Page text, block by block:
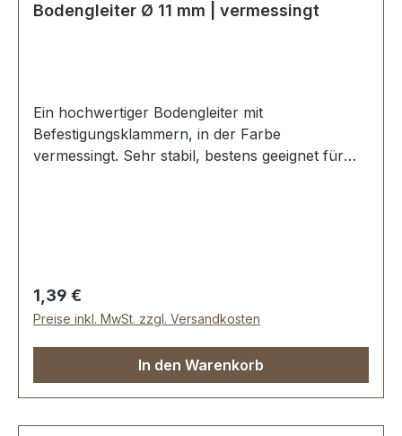
Bodengleiter Ø 11 mm | vermessingt
Ein hochwertiger Bodengleiter mit
Befestigungsklammern, in der Farbe
vermessingt. Sehr stabil, bestens geeignet für
Regulärer Preis:
1,39 €
Preise inkl. MwSt. zzgl. Versandkosten
In den Warenkorb